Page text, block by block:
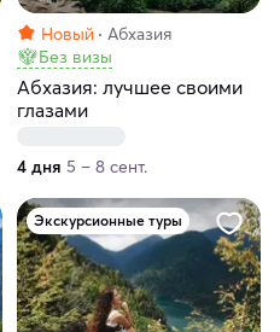
Новый
Абхазия
Без визы
Абхазия: лучшее своими
глазами
4 дня 5 – 8 сент.
Экскурсионные туры